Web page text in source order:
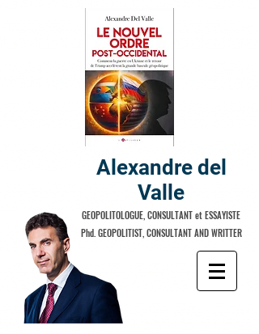
Alexandre del
Valle
GEOPOLITOLOGUE, CONSULTANT et ESSAYISTE
Phd. GEOPOLITIST, CONSULTANT AND WRITTER